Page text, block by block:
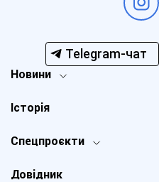
Telegram-чат
Новини
Спецпроєкти
Історія
Довідник